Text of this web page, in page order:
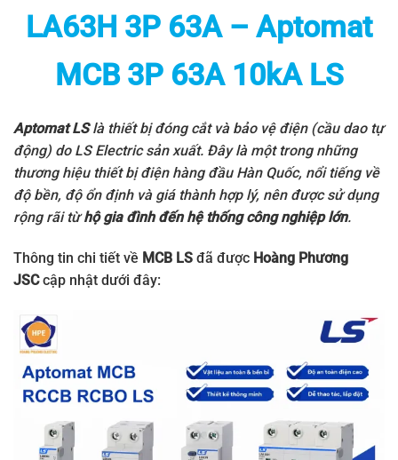
LA63H 3P 63A – Aptomat
MCB 3P 63A 10kA LS
Aptomat LSlà thiết bị đóng cắt và bảo vệ điện (cầu dao tự
động) do LS Electricsản xuất. Đây là một trong những
thương hiệu thiết bị điện hàng đầu Hàn Quốc, nổi tiếng về
độ bền, độ ổn định và giá thành hợp lý, nên được sử dụng
rộng rãi từhộ gia đình đến hệ thống công nghiệp lớn.
Thông tin chi tiết về MCB LS đã được Hoàng Phương
JSCcập nhật dưới đây: